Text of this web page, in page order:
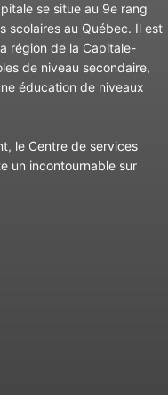
se situe au 9e rang
scolaires au Québec. Il est
région de la Capitale-
de niveau secondaire,
éducation de niveaux
le Centre de services
un incontournable sur